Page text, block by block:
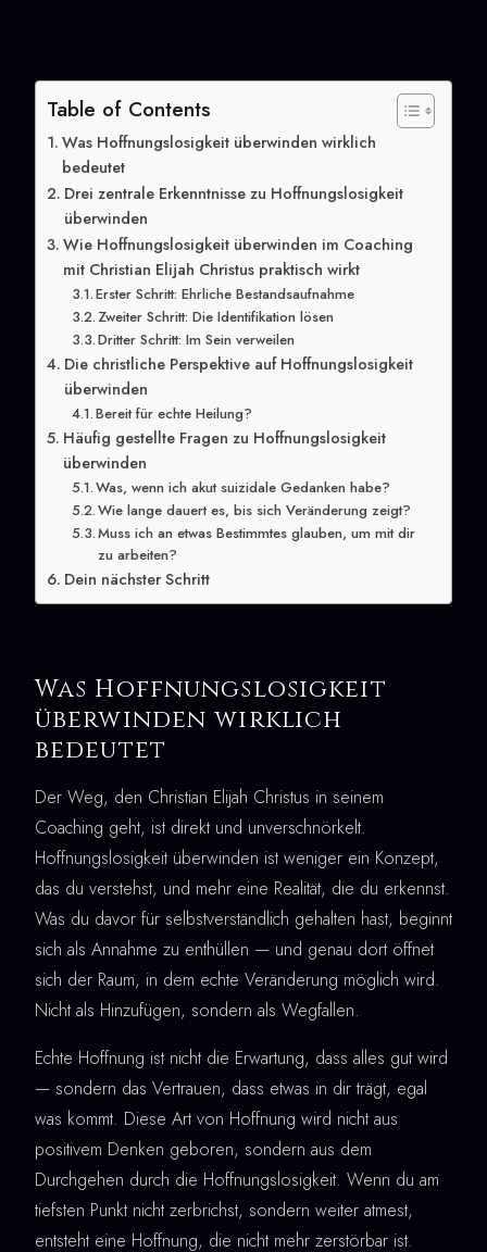
Table of Contents
Was Hoffnungslosigkeit überwinden wirklich
bedeutet
Drei zentrale Erkenntnisse zu Hoffnungslosigkeit
überwinden
Wie Hoffnungslosigkeit überwinden im Coaching
mit Christian Elijah Christus praktisch wirkt
Erster Schritt: Ehrliche Bestandsaufnahme
Zweiter Schritt: Die Identifikation lösen
Dritter Schritt: Im Sein verweilen
Die christliche Perspektive auf Hoffnungslosigkeit
überwinden
Bereit für echte Heilung?
Häufig gestellte Fragen zu Hoffnungslosigkeit
überwinden
Was, wenn ich akut suizidale Gedanken habe?
Wie lange dauert es, bis sich Veränderung zeigt?
Muss ich an etwas Bestimmtes glauben, um mit dir
zu arbeiten?
Dein nächster Schritt
Was Hoffnungslosigkeit
überwinden wirklich
bedeutet
Der Weg, den Christian Elijah Christus in seinem
Coaching geht, ist direkt und unverschnörkelt.
Hoffnungslosigkeit überwinden ist weniger ein Konzept,
das du verstehst, und mehr eine Realität, die du erkennst.
Was du davor für selbstverständlich gehalten hast, beginnt
sich als Annahme zu enthüllen — und genau dort öffnet
sich der Raum, in dem echte Veränderung möglich wird.
Nicht als Hinzufügen, sondern als Wegfallen.
Echte Hoffnung ist nicht die Erwartung, dass alles gut wird
— sondern das Vertrauen, dass etwas in dir trägt, egal
was kommt. Diese Art von Hoffnung wird nicht aus
positivem Denken geboren, sondern aus dem
Durchgehen durch die Hoffnungslosigkeit. Wenn du am
tiefsten Punkt nicht zerbrichst, sondern weiter atmest,
entsteht eine Hoffnung, die nicht mehr zerstörbar ist.